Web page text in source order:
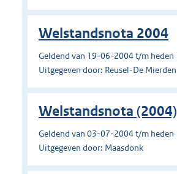
Welstandsnota 2004
Geldend van 19-06-2004 t/m heden
Uitgegeven door: Reusel-De Mierden
Welstandsnota (2004)
Geldend van 03-07-2004 t/m heden
Uitgegeven door: Maasdonk